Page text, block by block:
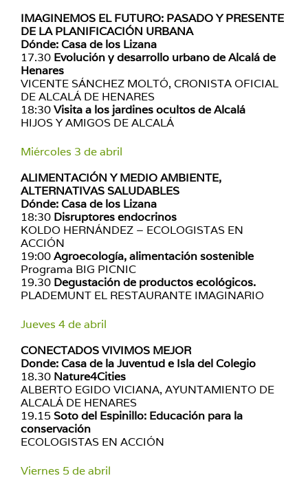
IMAGINEMOS EL FUTURO: PASADO Y PRESENTE
DE LA PLANIFICACIÓN URBANA
Dónde: Casa de los Lizana
17.30 Evolución y desarrollo urbano de Alcalá de
Henares
VICENTE SÁNCHEZ MOLTÓ, CRONISTA OFICIAL
DE ALCALÁ DE HENARES
18:30Visita a los jardines ocultos de Alcalá
HIJOS Y AMIGOS DE ALCALÁ
Miércoles 3 de abril
ALIMENTACIÓN Y MEDIO AMBIENTE,
ALTERNATIVAS SALUDABLES
Dónde: Casa de los Lizana
18:30 Disruptores endocrinos
KOLDO HERNÁNDEZ – ECOLOGISTAS EN
ACCIÓN
19:00Agroecología, alimentación sostenible
Programa BIG PICNIC
19.30 Degustación de productos ecológicos.
PLADEMUNT EL RESTAURANTE IMAGINARIO
Jueves 4 de abril
CONECTADOS VIVIMOS MEJOR
Donde: Casa de la Juventud e Isla del Colegio
18.30 Nature4Cities
ALBERTO EGIDO VICIANA, AYUNTAMIENTO DE
ALCALÁ DE HENARES
19.15 Soto del Espinillo: Educación para la
conservación
ECOLOGISTAS EN ACCIÓN
Viernes 5 de abril